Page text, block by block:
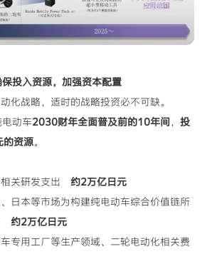
投入资源，加强资本配置
化战略，适时的战略投资必不可缺。
动车2030财年全面普及前的10年间 ，投
的资源。
相关研发支出约2万亿日元
日本等市场为构建纯电动车综合价值链所
约2万亿日元
专用工厂等生产领域、二轮电动化相关费